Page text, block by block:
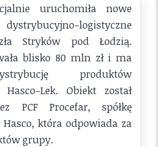
uruchomiła nowe
logistyczne
Stryków pod Łodzią.
blisko 80 mln zł i ma
produktów
Lek. Obiekt został
PCF Procefar, spółkę
która odpowiada za
grupy.